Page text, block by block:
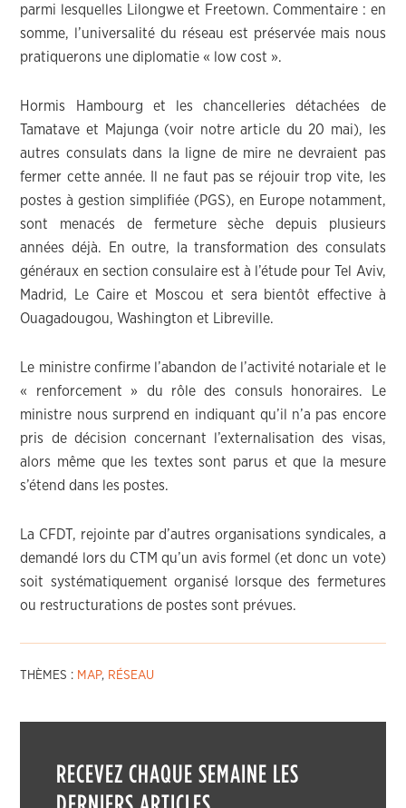
parmi lesquelles Lilongwe et Freetown. Commentaire : en
somme, l’universalité du réseau est préservée mais nous
pratiquerons une diplomatie « low cost ».
Hormis Hambourg et les chancelleries détachées de
Tamatave et Majunga (voir notre article du 20 mai), les
autres consulats dans la ligne de mire ne devraient pas
fermer cette année. Il ne faut pas se réjouir trop vite, les
postes à gestion simplifiée (PGS), en Europe notamment,
sont menacés de fermeture sèche depuis plusieurs
années déjà. En outre, la transformation des consulats
généraux en section consulaire est à l’étude pour Tel Aviv,
Madrid, Le Caire et Moscou et sera bientôt effective à
Ouagadougou, Washington et Libreville.
Le ministre confirme l’abandon de l’activité notariale et le
« renforcement » du rôle des consuls honoraires. Le
ministre nous surprend en indiquant qu’il n’a pas encore
pris de décision concernant l’externalisation des visas,
alors même que les textes sont parus et que la mesure
s’étend dans les postes.
La CFDT, rejointe par d’autres organisations syndicales, a
demandé lors du CTM qu’un avis formel (et donc un vote)
soit systématiquement organisé lorsque des fermetures
ou restructurations de postes sont prévues.
THÈMES : MAP, RÉSEAU
RECEVEZ CHAQUE SEMAINE LES